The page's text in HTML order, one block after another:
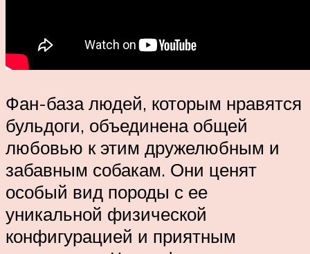
Фан-база людей, которым нравятся
бульдоги, объединена общей
любовью к этим дружелюбным и
забавным собакам. Они ценят
особый вид породы с ее
уникальной физической
конфигурацией и приятным